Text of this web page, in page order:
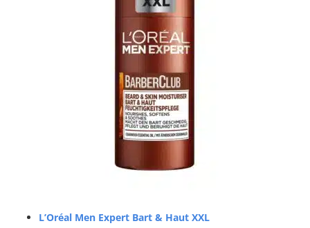
L’Oréal Men Expert Bart & Haut XXL